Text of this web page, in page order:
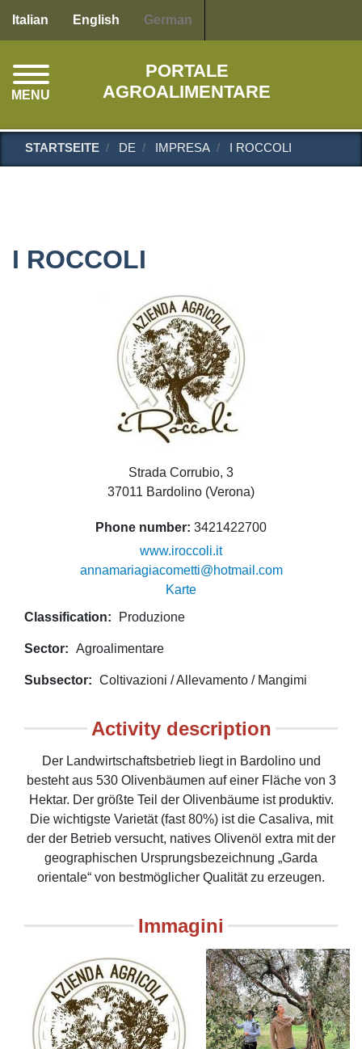
Italian English German
PORTALE
AGROALIMENTARE
MENU
STARTSEITE DE IMPRESA I ROCCOLI
I ROCCOLI
Strada Corrubio, 3
37011 Bardolino (Verona)
Phone number 3421422700
www.iroccoli.it
annamariagiacometti@hotmail.com
Karte
Classification
Produzione
Sector Agroalimentare
Subsector Coltivazioni / Allevamento / Mangimi
Activity description
Der Landwirtschaftsbetrieb liegt in Bardolino und
besteht aus 530 Olivenbäumen auf einer Fläche von 3
Hektar. Der größte Teil der Olivenbäume ist produktiv.
Die wichtigste Varietät (fast 80%) ist die Casaliva, mit
der der Betrieb versucht, natives Olivenöl extra mit der
geographischen Ursprungsbezeichnung „Garda
orientale“ von bestmöglicher Qualität zu erzeugen.
Immagini